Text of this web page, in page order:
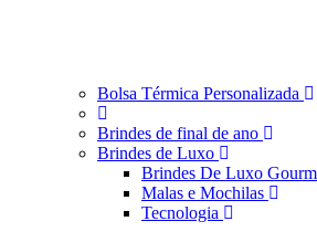
Bolsa Térmica Personalizada
Brindes de final de ano
Brindes de Luxo
Brindes De Luxo
Malas e Mochilas
Tecnologia